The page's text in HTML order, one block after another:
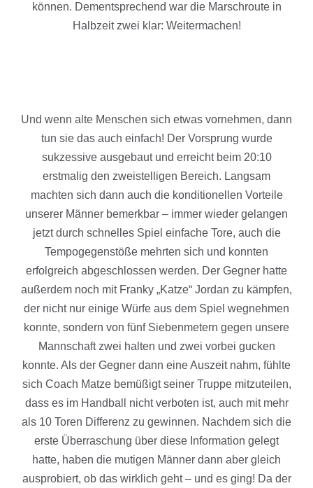
können. Dementsprechend war die Marschroute in
Halbzeit zwei klar: Weitermachen!
Und wenn alte Menschen sich etwas vornehmen, dann
tun sie das auch einfach! Der Vorsprung wurde
sukzessive ausgebaut und erreicht beim 20:10
erstmalig den zweistelligen Bereich. Langsam
machten sich dann auch die konditionellen Vorteile
unserer Männer bemerkbar – immer wieder gelangen
jetzt durch schnelles Spiel einfache Tore, auch die
Tempogegenstöße mehrten sich und konnten
erfolgreich abgeschlossen werden. Der Gegner hatte
außerdem noch mit Franky „Katze“ Jordan zu kämpfen,
der nicht nur einige Würfe aus dem Spiel wegnehmen
konnte, sondern von fünf Siebenmetern gegen unsere
Mannschaft zwei halten und zwei vorbei gucken
konnte. Als der Gegner dann eine Auszeit nahm, fühlte
sich Coach Matze bemüßigt seiner Truppe mitzuteilen,
dass es im Handball nicht verboten ist, auch mit mehr
als 10 Toren Differenz zu gewinnen. Nachdem sich die
erste Überraschung über diese Information gelegt
hatte, haben die mutigen Männer dann aber gleich
ausprobiert, ob das wirklich geht – und es ging! Da der